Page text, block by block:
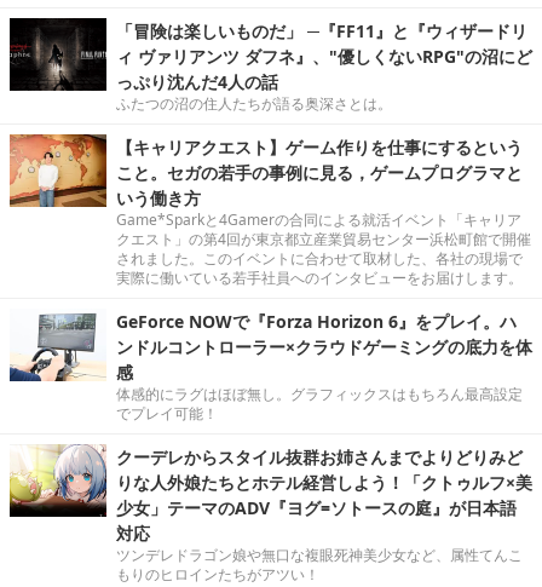
「冒険は楽しいものだ」 ─『FF11』と『ウィザードリ
ィ ヴァリアンツ ダフネ』、"優しくないRPG"の沼にど
っぷり沈んだ4人の話
ふたつの沼の住人たちが語る奥深さとは。
【キャリアクエスト】ゲーム作りを仕事にするという
こと。セガの若手の事例に見る，ゲームプログラマと
いう働き方
Game*Sparkと4Gamerの合同による就活イベント「キャリア
クエスト」の第4回が東京都立産業貿易センター浜松町館で開催
されました。このイベントに合わせて取材した、各社の現場で
実際に働いている若手社員へのインタビューをお届けします。
GeForce NOWで『Forza Horizon 6』をプレイ。ハ
ンドルコントローラー×クラウドゲーミングの底力を体
感
体感的にラグはほぼ無し。グラフィックスはもちろん最高設定
でプレイ可能！
クーデレからスタイル抜群お姉さんまでよりどりみど
りな人外娘たちとホテル経営しよう！「クトゥルフ×美
少女」テーマのADV『ヨグ=ソトースの庭』が日本語
対応
ツンデレドラゴン娘や無口な複眼死神美少女など、属性てんこ
もりのヒロインたちがアツい！